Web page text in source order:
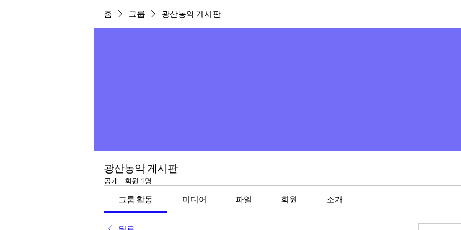
홈 그룹 광산농악 게시판
광산농악 게시판
공개 · 회원 1명
그룹 활동 미디어 파일 회원 소개